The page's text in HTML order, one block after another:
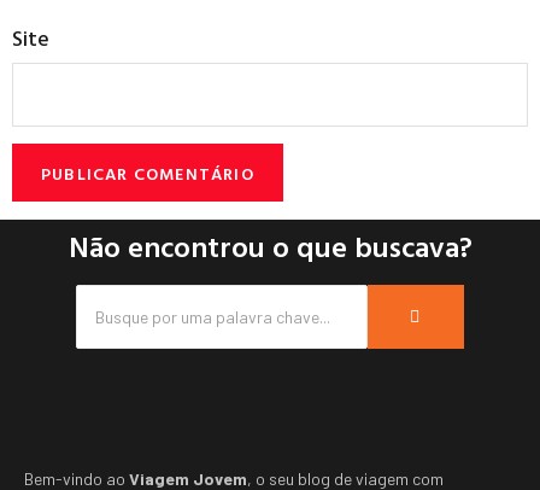
Site
Não encontrou o que buscava?
Bem-vindo ao Viagem Jovem, o seu blog de viagem com